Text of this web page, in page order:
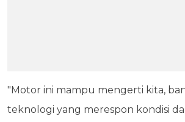
"Motor ini mampu mengerti kita,
teknologi yang merespon kondisi